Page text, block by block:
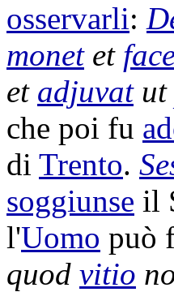
osservarli:
monetet
et adjuvatut
che poi fu
di Trento.
soggiunse il
l'Uomo può
quod vitio